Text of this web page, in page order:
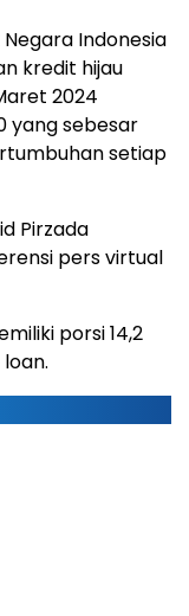
Negara Indonesia
kredit hijau
2024
yang sebesar
setiap
Pirzada
pers virtual
porsi 14,2